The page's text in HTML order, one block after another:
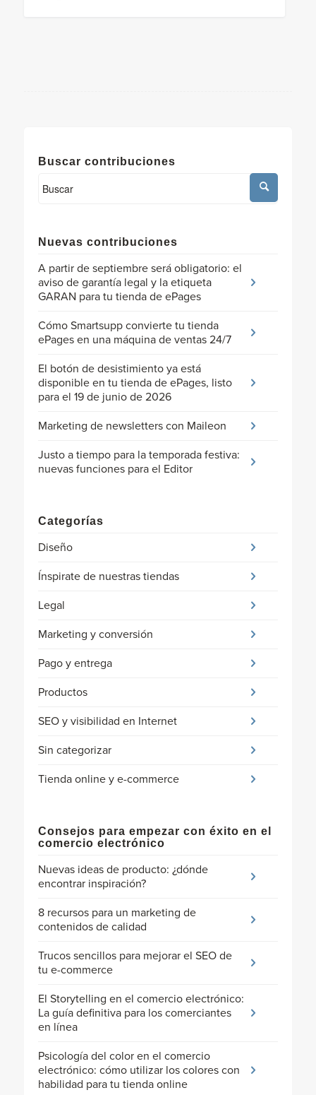
Buscar contribuciones
Nuevas contribuciones
A partir de septiembre será obligatorio: el
aviso de garantía legal y la etiqueta
GARAN para tu tienda de ePages
Cómo Smartsupp convierte tu tienda
ePages en una máquina de ventas 24/7
El botón de desistimiento ya está
disponible en tu tienda de ePages, listo
para el 19 de junio de 2026
Marketing de newsletters con Maileon
Justo a tiempo para la temporada festiva:
nuevas funciones para el Editor
Categorías
Diseño
Ínspirate de nuestras tiendas
Legal
Marketing y conversión
Pago y entrega
Productos
SEO y visibilidad en Internet
Sin categorizar
Tienda online y e-commerce
Consejos para empezar con éxito en el
comercio electrónico
Nuevas ideas de producto: ¿dónde
encontrar inspiración?
8 recursos para un marketing de
contenidos de calidad
Trucos sencillos para mejorar el SEO de
tu e-commerce
El Storytelling en el comercio electrónico:
La guía definitiva para los comerciantes
en línea
Psicología del color en el comercio
electrónico: cómo utilizar los colores con
habilidad para tu tienda online